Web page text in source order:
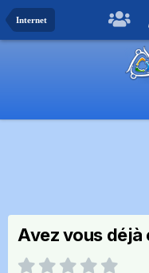
Internet
Avez vous déjà